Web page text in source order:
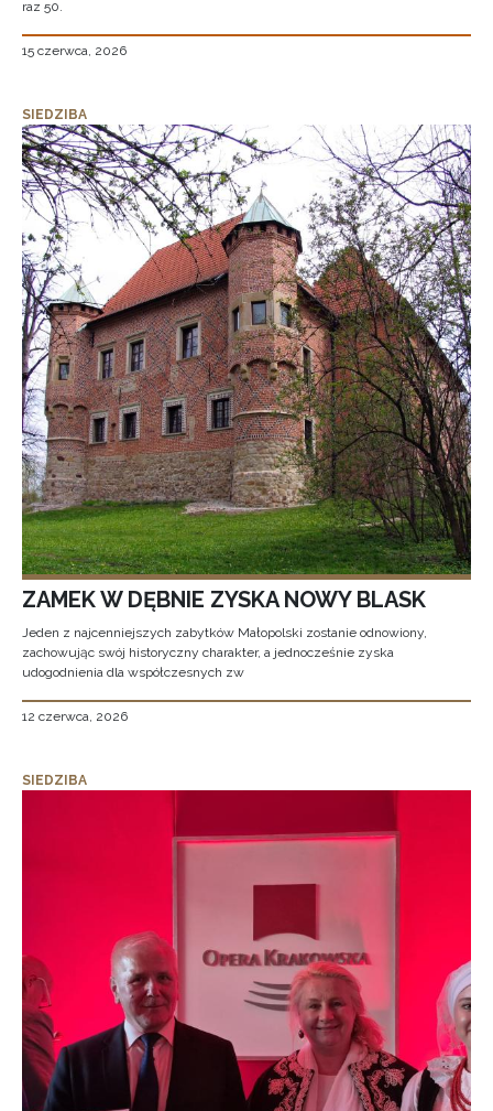
raz 50.
15 czerwca, 2026
SIEDZIBA
ZAMEK W DĘBNIE ZYSKA NOWY BLASK
Jeden z najcenniejszych zabytków Małopolski zostanie odnowiony,
zachowując swój historyczny charakter, a jednocześnie zyska
udogodnienia dla współczesnych zw
12 czerwca, 2026
SIEDZIBA